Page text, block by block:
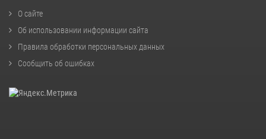
О сайте
Об использовании информации сайта
Правила обработки персональных данных
Сообщить об ошибках